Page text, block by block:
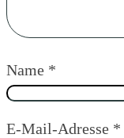
Name *
E-Mail-Adresse *